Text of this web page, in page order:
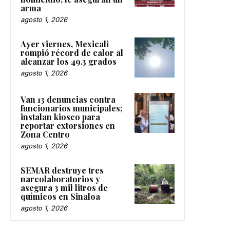
arma
agosto 1, 2026
Ayer viernes, Mexicali
rompió récord de calor al
alcanzar los 49.3 grados
agosto 1, 2026
Van 13 denuncias contra
funcionarios municipales;
instalan kiosco para
reportar extorsiones en
Zona Centro
agosto 1, 2026
SEMAR destruye tres
narcolaboratorios y
asegura 3 mil litros de
químicos en Sinaloa
agosto 1, 2026